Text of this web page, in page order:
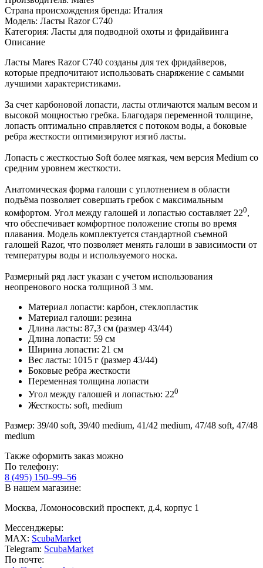
Страна происхождения бренда: Италия
Модель: Ласты Razor С740
Категория: Ласты для подводной охоты и фридайвинга
Описание
Ласты Mares Razor С740 созданы для тех фридайверов,
которые предпочитают использовать снаряжение с самыми
лучшими характеристиками.
За счет карбоновой лопасти, ласты отличаются малым весом и
высокой мощностью гребка. Благодаря переменной толщине,
лопасть оптимально справляется с потоком воды, а боковые
ребра жесткости оптимизируют изгиб ласты.
Лопасть с жесткостью Soft более мягкая, чем версия Medium со
средним уровнем жесткости.
Анатомическая форма галоши с уплотнением в области
подъёма позволяет совершать гребок с максимальным
комфортом. Угол между галошей и лопастью составляет 220,
что обеспечивает комфортное положение стопы во время
плавания. Модель комплектуется стандартной съемной
галошей Razor, что позволяет менять галоши в зависимости от
температуры воды и используемого носка.
Размерный ряд ласт указан с учетом использования
неопренового носка толщиной 3 мм.
Материал лопасти: карбон, стеклопластик
Материал галоши: резина
Длина ласты: 87,3 см (размер 43/44)
Длина лопасти: 59 см
Ширина лопасти: 21 см
Вес ласты: 1015 г (размер 43/44)
Боковые ребра жесткости
Переменная толщина лопасти
Угол между галошей и лопастью: 220
Жесткость: soft, medium
Размер: 39/40 soft, 39/40 medium, 41/42 medium, 47/48 soft, 47/48
medium
Также оформить заказ можно
По телефону:
8 (495) 150–99–56
В нашем магазине:
Москва, Ломоносовский проспект, д.4, корпус 1
Мессенджеры:
MAX: ScubaMarket
Telegram: ScubaMarket
По почте: